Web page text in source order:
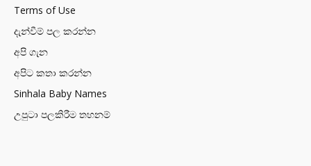
Terms of Use
දැන්වීම් පල කරන්න
අපි ගැන
අපිට කතා කරන්න
Sinhala Baby Names
උපුටා පලකිරීම තහනම්